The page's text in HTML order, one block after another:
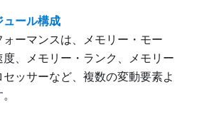
ュール構成
ォーマンスは、メモリー・モー
度、メモリー・ランク、メモリー
ッサーなど、複数の変動要素よ